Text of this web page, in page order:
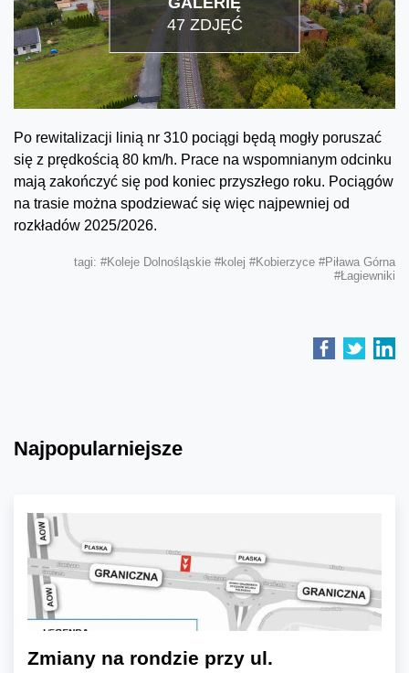
47 ZDJĘĆ
Po rewitalizacji linią nr 310 pociągi będą mogły poruszać
się z prędkością 80 km/h. Prace na wspomnianym odcinku
mają zakończyć się pod koniec przyszłego roku. Pociągów
na trasie można spodziewać się więc najpewniej od
rozkładów 2025/2026.
tagi: #Koleje Dolnośląskie #kolej #Kobierzyce #Piława Górna
#Łagiewniki
Najpopularniejsze
Zmiany na rondzie przy ul.